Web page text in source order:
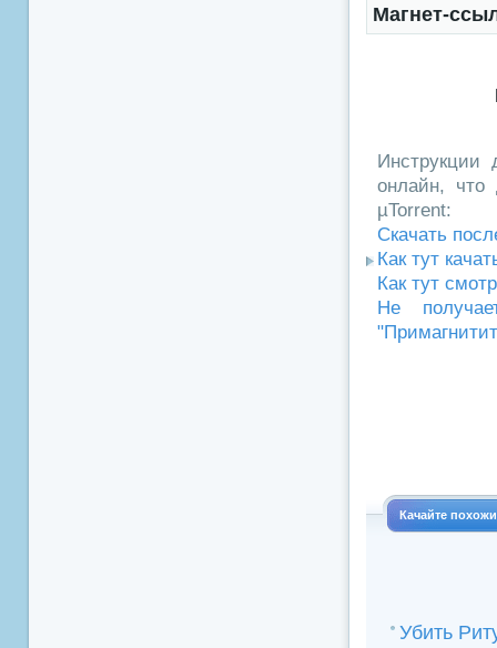
Магнет-
Инструкции
онлайн, что
µTorrent:
Скачать
Как тут
Как тут
Не
Качайте
Убить